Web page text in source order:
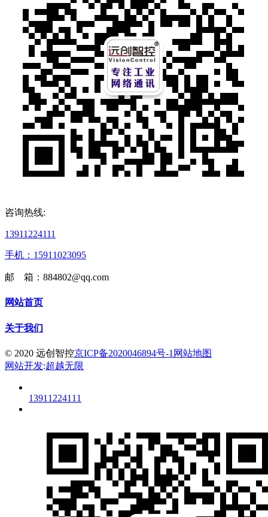
咨询热线:
13911224111
手机：15911023095
邮 箱：884802@qq.com
网站首页
关于我们
© 2020 远创智控京ICP备2020046894号-1 网站地图
网站开发:超越无限
13911224111